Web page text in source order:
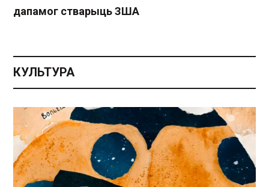
дапамог стварыць ЗША
КУЛЬТУРА